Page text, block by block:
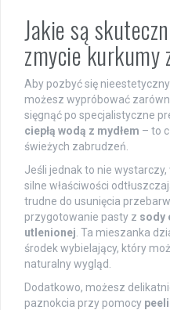
Jakie są
zmycie kurkumy
Aby pozbyć się
możesz wypróbować
sięgnąć po specjalistyczne
ciepłą wodą z mydłem – to
świeżych zabrudzeń.
Jeśli jednak to nie wystarczy,
silne właściwości
trudne do usunięcia
przygotowanie pasty z sody
utlenionej . Ta mieszanka
środek wybielający, który
naturalny wygląd.
Dodatkowo, możesz
paznokcia przy pomocy